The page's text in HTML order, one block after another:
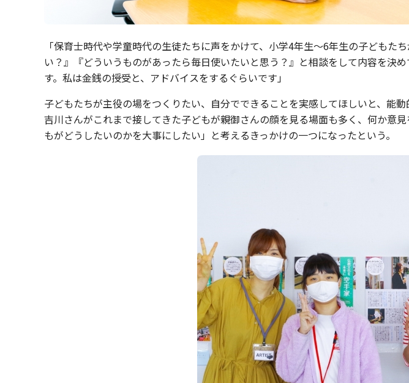
「保育士時代や学童時代の生徒たちに声をかけて、小学4年生〜6年生の子ども
い？』『どういうものがあったら毎日使いたいと思う？』と相談をして内容を決
す。私は金銭の授受と、アドバイスをするぐらいです」
子どもたちが主役の場をつくりたい、自分でできることを実感してほしいと、能
吉川さんがこれまで接してきた子どもが親御さんの顔を見る場面も多く、何か意
もがどうしたいのかを大事にしたい」と考えるきっかけの一つになったという。